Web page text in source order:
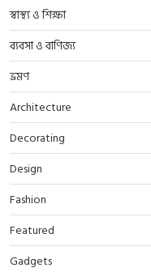
স্বাস্থ্য ও শিক্ষা
ব্যবসা ও বাণিজ্য
ভ্রমণ
Architecture
Decorating
Design
Fashion
Featured
Gadgets